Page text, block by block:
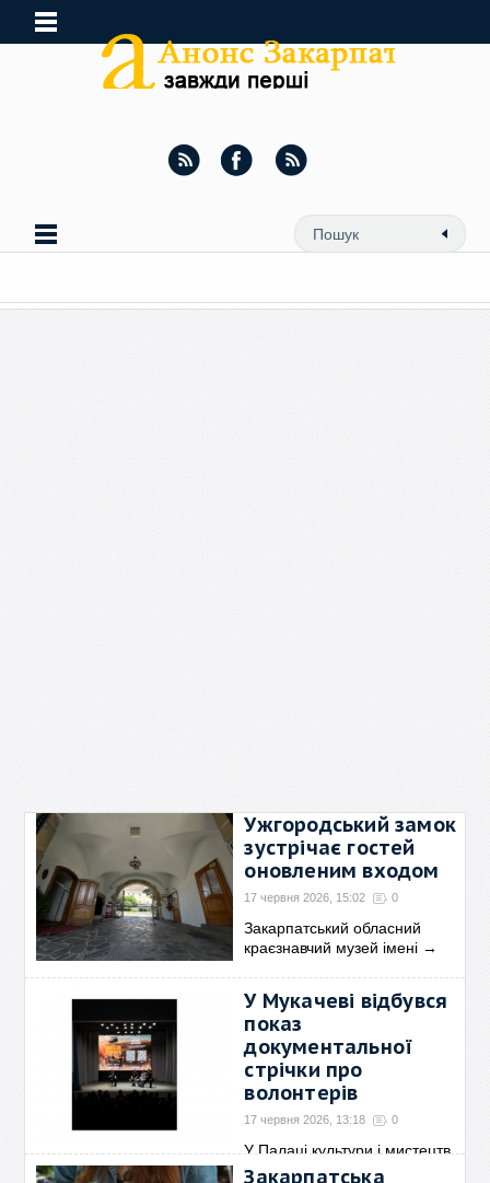
Ужгородський замок
зустрічає гостей
оновленим входом
17 червня 2026, 15:02 0
Закарпатський обласний
краєзнавчий музей імені →
У Мукачеві відбувся
показ
документальної
стрічки про
волонтерів
17 червня 2026, 13:18 0
У Палаці культури і мистецтв
відбувся показ→
Закарпатська